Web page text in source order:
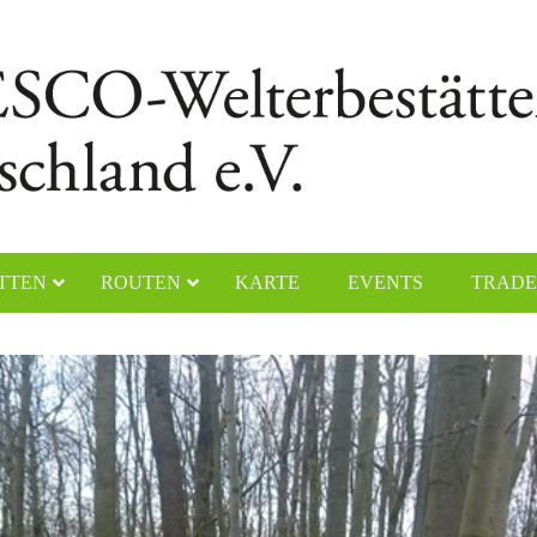
Dom
Dom
„Die Wies“
Lorsch
Naumburger Dom
Klosteranlage Maulbronn
Kölner Dom
Klosterinsel Reichenau
ROUTEN KARTE EVENTS